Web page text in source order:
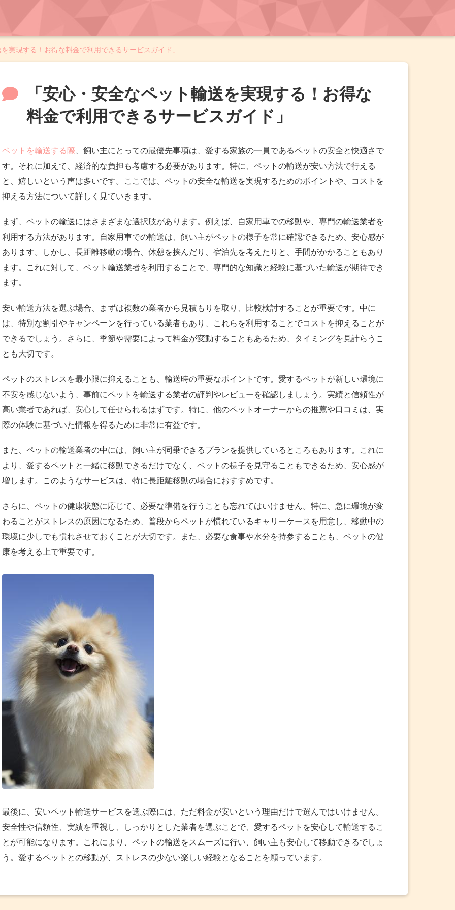
実現する！お得な料金で利用できるサービスガイド」
「安心・安全なペット輸送を実現する！お得な
料金で利用できるサービスガイド」
ペットを輸送する際、飼い主にとっての最優先事項は、愛する家族の一員であるペットの安全と快適さで
す。それに加えて、経済的な負担も考慮する必要があります。特に、ペットの輸送が安い方法で行える
と、嬉しいという声は多いです。ここでは、ペットの安全な輸送を実現するためのポイントや、コストを
抑える方法について詳しく見ていきます。
まず、ペットの輸送にはさまざまな選択肢があります。例えば、自家用車での移動や、専門の輸送業者を
利用する方法があります。自家用車での輸送は、飼い主がペットの様子を常に確認できるため、安心感が
あります。しかし、長距離移動の場合、休憩を挟んだり、宿泊先を考えたりと、手間がかかることもあり
ます。これに対して、ペット輸送業者を利用することで、専門的な知識と経験に基づいた輸送が期待でき
ます。
安い輸送方法を選ぶ場合、まずは複数の業者から見積もりを取り、比較検討することが重要です。中に
は、特別な割引やキャンペーンを行っている業者もあり、これらを利用することでコストを抑えることが
できるでしょう。さらに、季節や需要によって料金が変動することもあるため、タイミングを見計らうこ
とも大切です。
ペットのストレスを最小限に抑えることも、輸送時の重要なポイントです。愛するペットが新しい環境に
不安を感じないよう、事前にペットを輸送する業者の評判やレビューを確認しましょう。実績と信頼性が
高い業者であれば、安心して任せられるはずです。特に、他のペットオーナーからの推薦や口コミは、実
際の体験に基づいた情報を得るために非常に有益です。
また、ペットの輸送業者の中には、飼い主が同乗できるプランを提供しているところもあります。これに
より、愛するペットと一緒に移動できるだけでなく、ペットの様子を見守ることもできるため、安心感が
増します。このようなサービスは、特に長距離移動の場合におすすめです。
さらに、ペットの健康状態に応じて、必要な準備を行うことも忘れてはいけません。特に、急に環境が変
わることがストレスの原因になるため、普段からペットが慣れているキャリーケースを用意し、移動中の
環境に少しでも慣れさせておくことが大切です。また、必要な食事や水分を持参することも、ペットの健
康を考える上で重要です。
最後に、安いペット輸送サービスを選ぶ際には、ただ料金が安いという理由だけで選んではいけません。
安全性や信頼性、実績を重視し、しっかりとした業者を選ぶことで、愛するペットを安心して輸送するこ
とが可能になります。これにより、ペットの輸送をスムーズに行い、飼い主も安心して移動できるでしょ
う。愛するペットとの移動が、ストレスの少ない楽しい経験となることを願っています。